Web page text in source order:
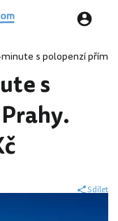
s polopenzí přímo
s
Sdílet